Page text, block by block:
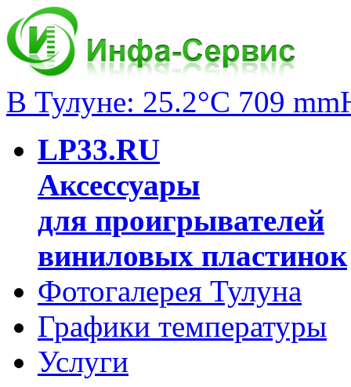
В Тулуне: 25.2°C 709
LP33.RU
Аксессуары
для проигрывателей
виниловых пластинок
Фотогалерея Тулуна
Графики температуры
Услуги